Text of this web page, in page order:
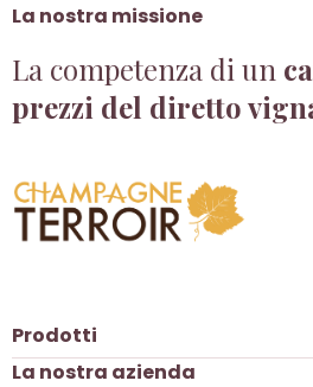
La nostra missione
La competenza di un
prezzi del diretto
Prodotti
La nostra azienda